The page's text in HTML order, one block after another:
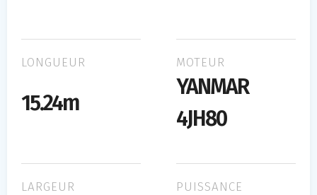
LONGUEUR
15.24m
MOTEUR
YANMAR
4JH80
LARGEUR PUISSANCE